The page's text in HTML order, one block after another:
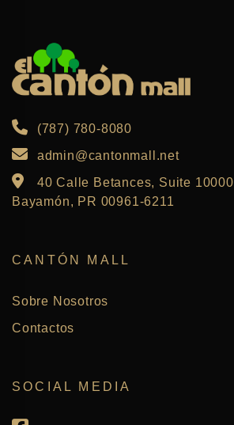
(787) 780-8080
admin@cantonmall.net
40 Calle Betances, Suite 10000
Bayamón, PR 00961-6211
CANTÓN MALL
Sobre Nosotros
Contactos
SOCIAL MEDIA